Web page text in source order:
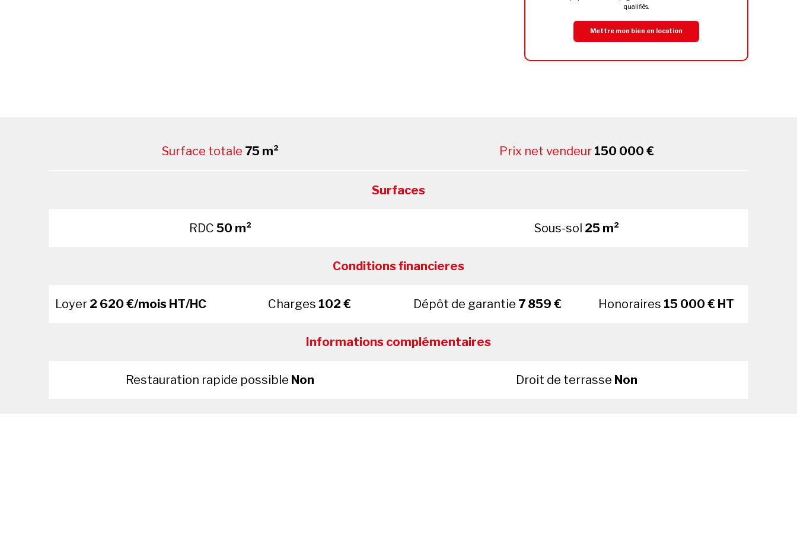
qualifiés.
Mettre mon bien en location
Surface totale 75 m² Prix net vendeur 150 000 €
Surfaces
RDC 50 m² Sous-sol 25 m²
Conditions financieres
Loyer 2 620 €/mois HT/HC Charges 102 € Dépôt de garantie 7 859 € Honoraires 15 000 € HT
Informations complémentaires
Restauration rapide possible Non Droit de terrasse Non